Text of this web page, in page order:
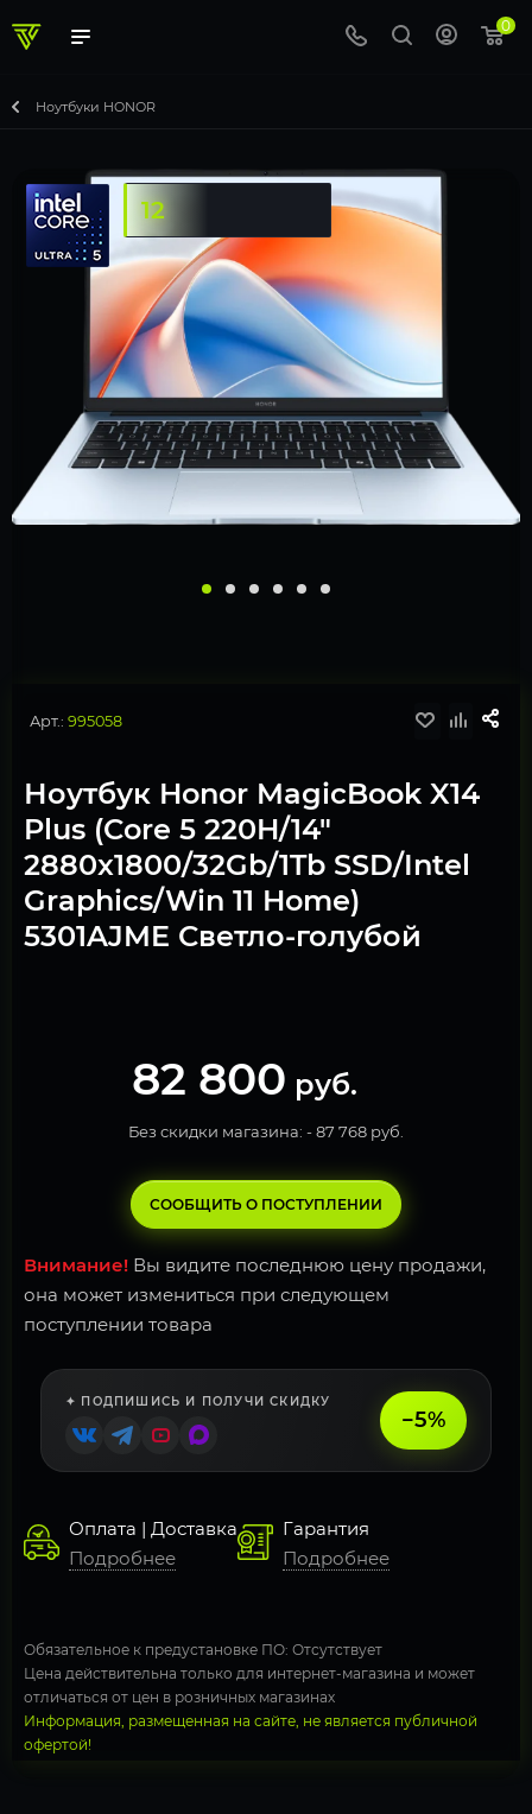
0
Ноутбуки HONOR
Арт.: 995058
Ноутбук Honor MagicBook X14
Plus (Core 5 220H/14"
2880x1800/32Gb/1Tb SSD/Intel
Graphics/Win 11 Home)
5301AJME Светло-голубой
82 800 руб.
Без скидки магазина: -87 768 руб.
СООБЩИТЬ О ПОСТУПЛЕНИИ
Внимание! Вы видите последнюю цену продажи,
она может измениться при следующем
поступлении товара
✦ ПОДПИШИСЬ И ПОЛУЧИ СКИДКУ
−5%
Оплата | Доставка
Подробнее
Гарантия
Подробнее
Обязательное к предустановке ПО: Отсутствует
Цена действительна только для интернет-магазина и может
отличаться от цен в розничных магазинах
Информация, размещенная на сайте, не является публичной
офертой!